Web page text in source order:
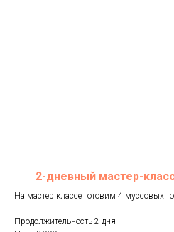
2-дневный мастер-
На мастер классе готовим 4 муссовых
Продолжительность 2 дня